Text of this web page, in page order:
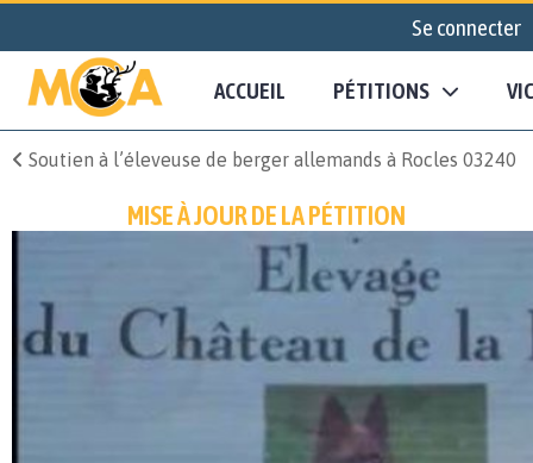
Se connecter
ACCUEIL PÉTITIONS
Soutien à l’éleveuse de berger allemands à Rocles 03240
MISE À JOUR DE LA PÉTITION